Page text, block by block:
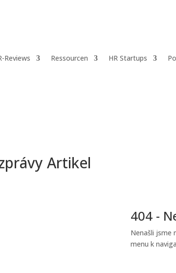
Reviews Ressourcen HR Startups
Artikel
404 -
Nenašli jsme
menu k